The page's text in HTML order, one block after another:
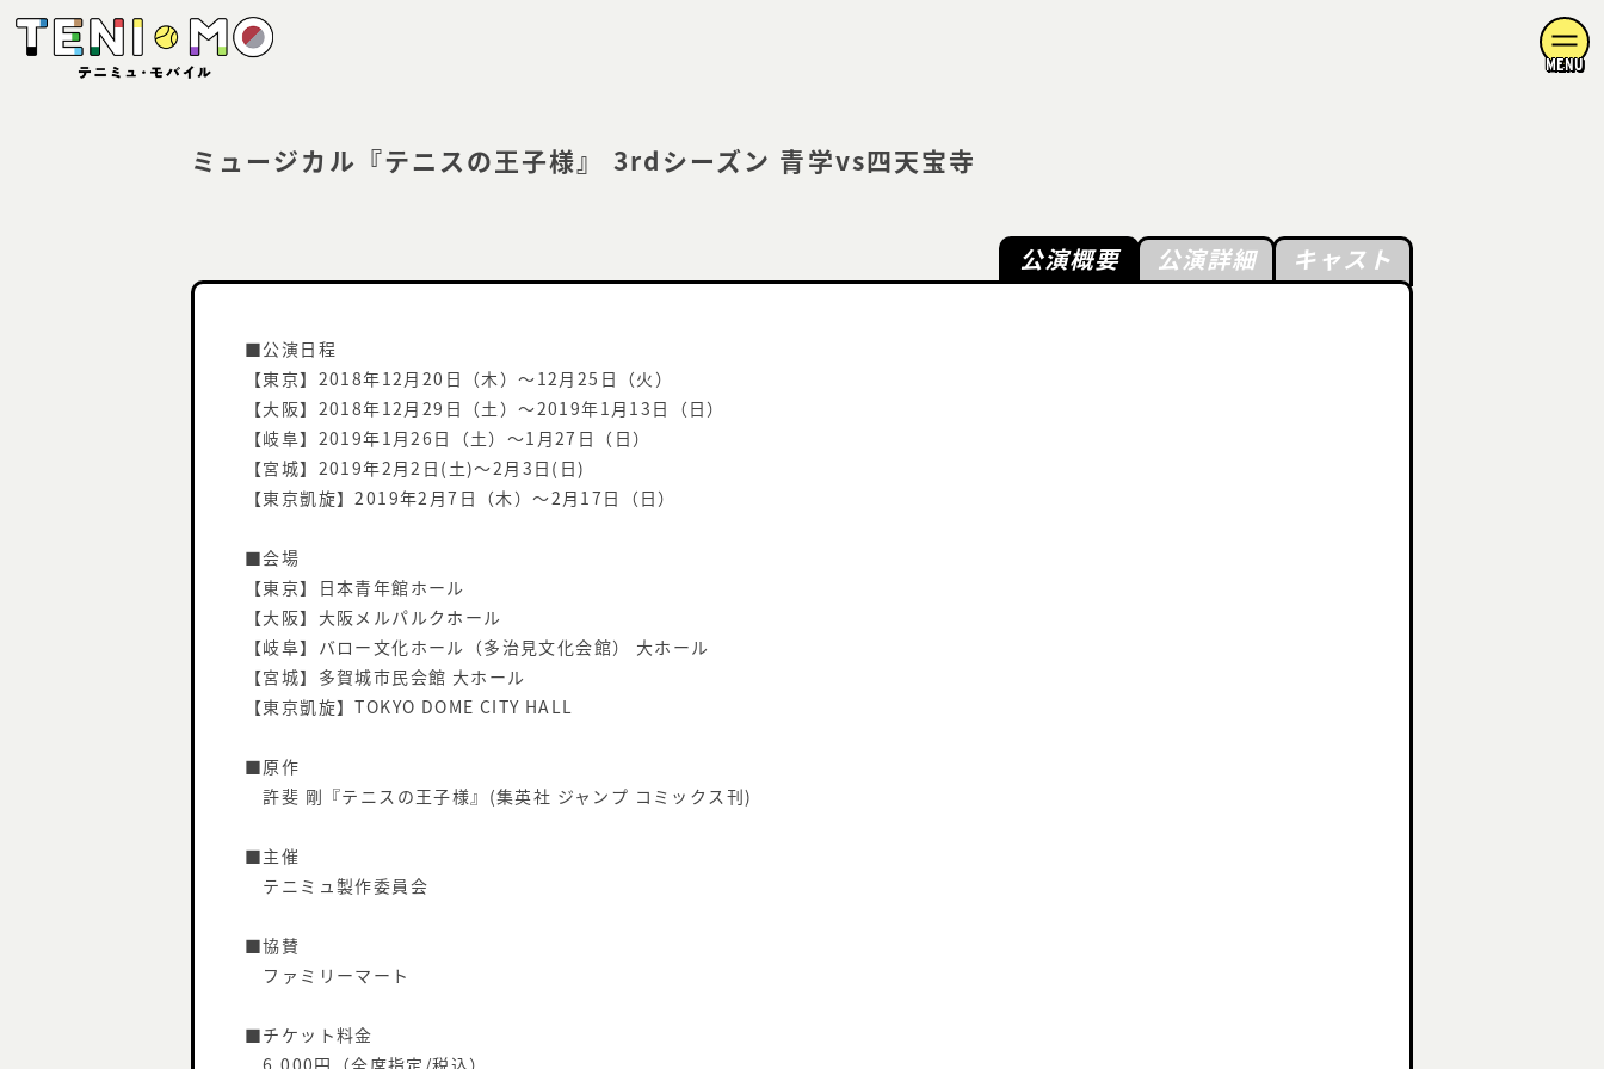
MENU
ミュージカル『テニスの王子様』 3rdシーズン 青学vs四天宝寺
公演概要 公演詳細 キャスト
■公演日程
【東京】2018年12月20日（木）～12月25日（火）
【大阪】2018年12月29日（土）～2019年1月13日（日）
【岐阜】2019年1月26日（土）～1月27日（日）
【宮城】2019年2月2日(土)～2月3日(日)
【東京凱旋】2019年2月7日（木）～2月17日（日）
■会場
【東京】日本青年館ホール
【大阪】大阪メルパルクホール
【岐阜】バロー文化ホール（多治見文化会館） 大ホール
【宮城】多賀城市民会館 大ホール
【東京凱旋】TOKYO DOME CITY HALL
■原作
許斐 剛『テニスの王子様』(集英社 ジャンプ コミックス刊)
■主催
テニミュ製作委員会
■協賛
ファミリーマート
■チケット料金